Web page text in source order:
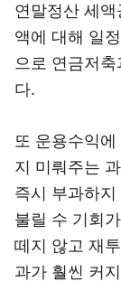
연말정산 세
액에 대해 일
으로 연금저
다.
또 운용수익
지 미뤄주는
즉시 부과하
불릴 수 기회
떼지 않고 재
과가 훨씬 커